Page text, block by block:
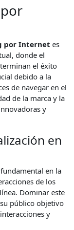
por Internet es
donde el
el éxito
debido a la
de navegar en el
de la marca y la
y
en
en la
de los
Dominar este
público objetivo
y